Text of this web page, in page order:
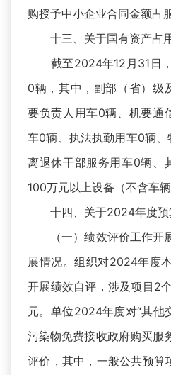
购授予中小企业合同金额占
十三、关于国有资产占
截至2024年12月31日，
0辆，其中，副部（省）级
要负责人用车0辆、机要通
车0辆、执法执勤用车0辆、
离退休干部服务用车0辆、
100万元以上设备（不含车辆
十四、关于2024年度预
（一）绩效评价工作开
展情况。组织对2024年度
开展绩效自评，涉及项目2
元。单位2024年度对“其他
污染物免费接收政府购买服
评价，其中，一般公共预